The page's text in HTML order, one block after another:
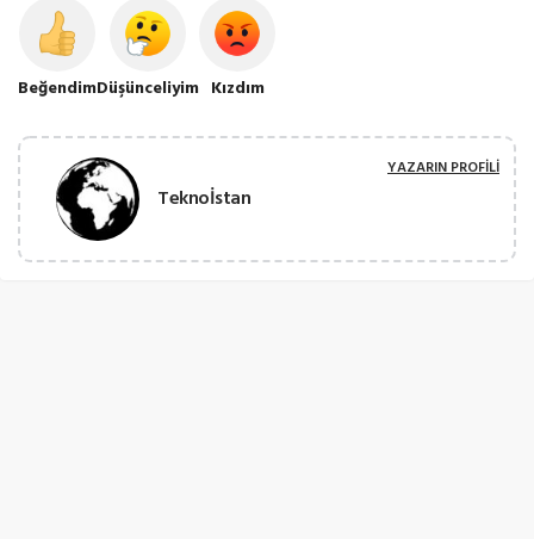
BeğendimDüşünceliyim Kızdım
Teknoİstan
YAZARIN PROFILI